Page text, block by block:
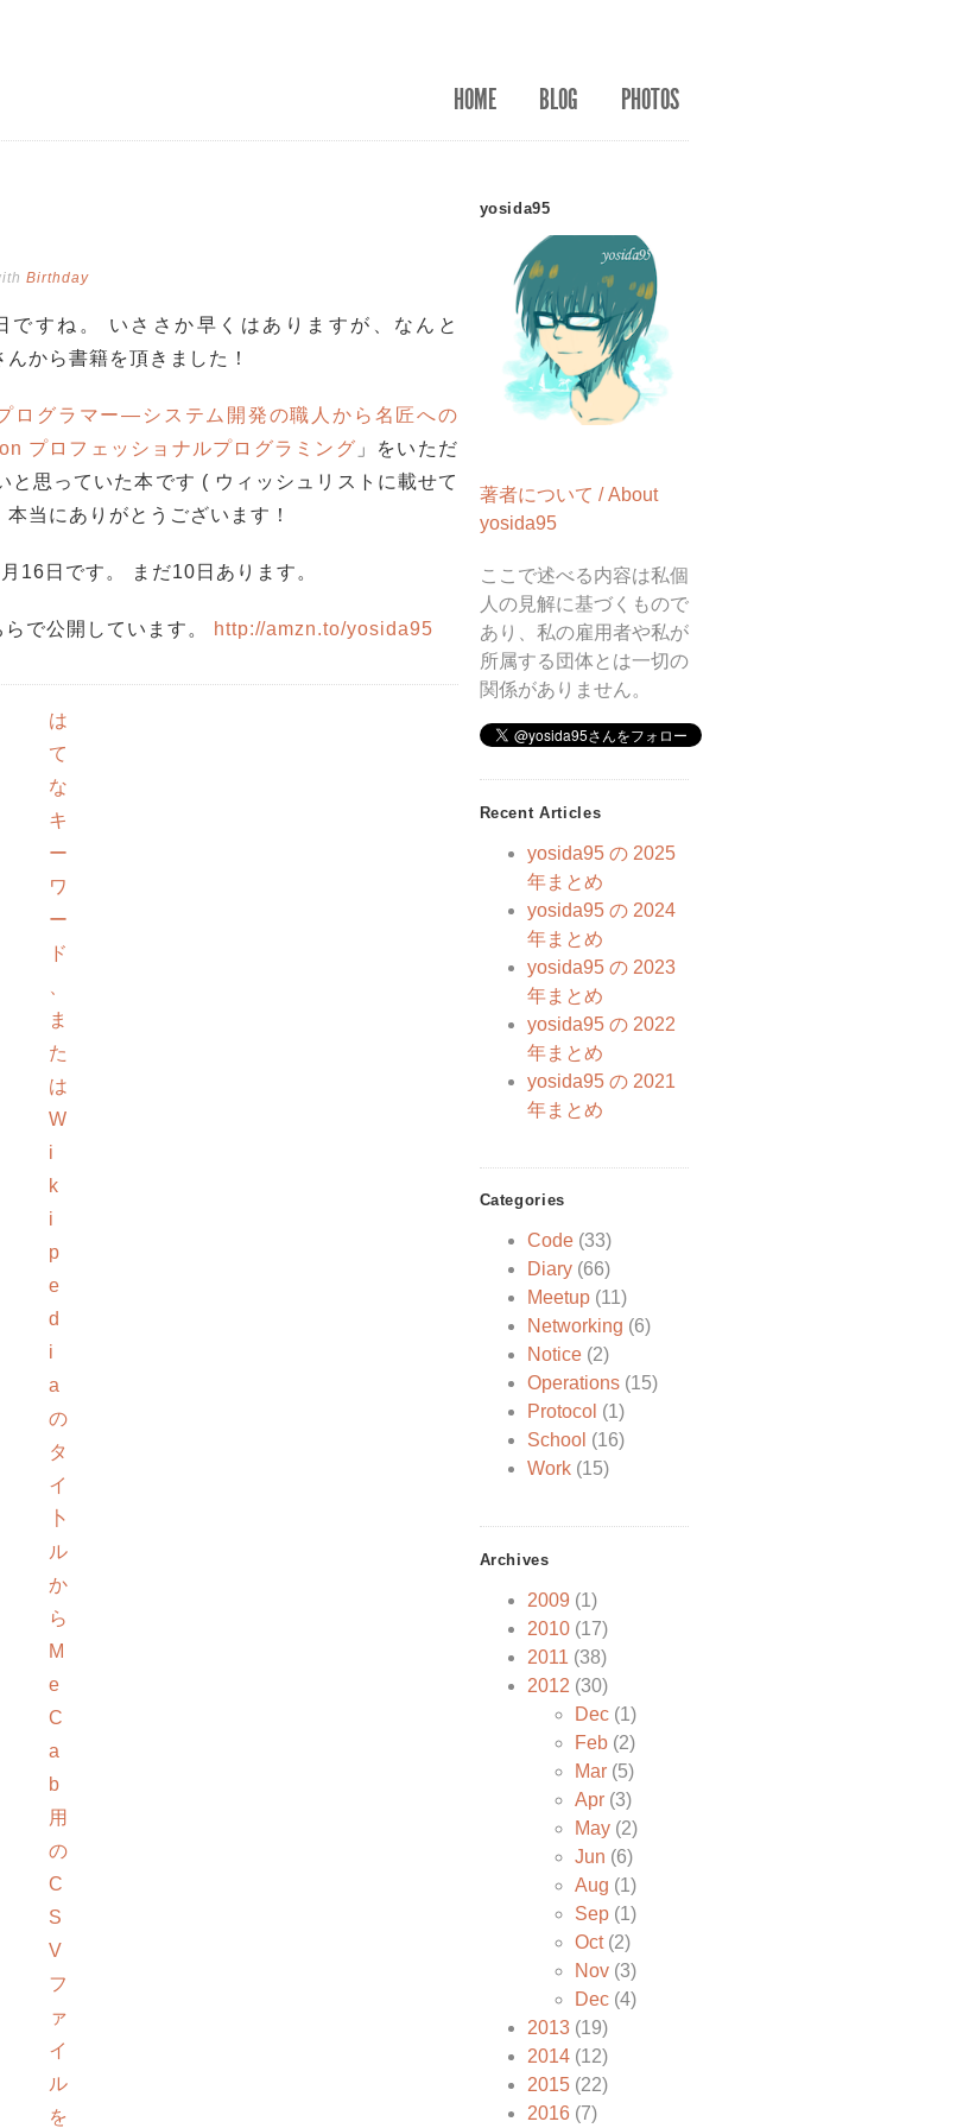
HOME BLOG PHOTOS
Birthday
すね。 いささか早くはありますが、なんと
んから書籍を頂きました！
ログラマー―システム開発の職人から名匠への
プロフェッショナルプログラミング 」をいただ
と思っていた本です ( ウィッシュリストに載せて
当にありがとうございます！
16日です。 まだ10日あります。
で公開しています。 http://amzn.to/yosida95
は
て
な
キ
ー
ワ
ー
ド
ま
た
は
W
i
k
i
p
e
d
i
a
の
タ
イ
卜
ル
か
ら
M
e
C
a
b
用
の
C
S
V
フ
ァ
イ
ル
を
yosida95
著者について / About
yosida95
ここで述べる内容は私個
人の見解に基づくもので
あり、私の雇用者や私が
所属する団体とは一切の
関係がありません。
Recent Articles
yosida95 の 2025
年まとめ
yosida95 の 2024
年まとめ
yosida95 の 2023
年まとめ
yosida95 の 2022
年まとめ
yosida95 の 2021
年まとめ
Categories
Code(33)
Diary(66)
Meetup(11)
Networking (6)
Notice(2)
Operations(15)
Protocol (1)
School (16)
Work(15)
Archives
2009 (1)
2010(17)
2011 (38)
2012 (30)
Dec(1)
Feb(2)
Mar(5)
Apr(3)
May(2)
Jun (6)
Aug (1)
Sep(1)
Oct(2)
Nov(3)
Dec(4)
2013(19)
2014(12)
2015(22)
2016(7)